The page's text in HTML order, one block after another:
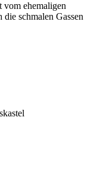
ehemaligen
schmalen Gassen